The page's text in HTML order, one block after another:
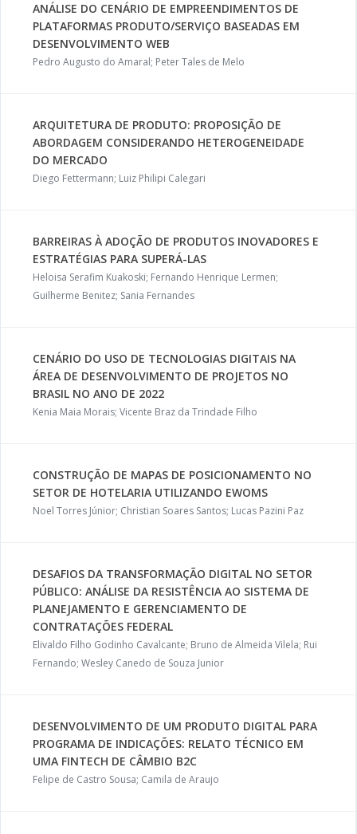
ANÁLISE DO CENÁRIO DE EMPREENDIMENTOS DE
PLATAFORMAS PRODUTO/SERVIÇO BASEADAS EM
DESENVOLVIMENTO WEB
Pedro Augusto do Amaral; Peter Tales de Melo
ARQUITETURA DE PRODUTO: PROPOSIÇÃO DE
ABORDAGEM CONSIDERANDO HETEROGENEIDADE
DO MERCADO
Diego Fettermann; Luiz Philipi Calegari
BARREIRAS À ADOÇÃO DE PRODUTOS INOVADORES E
ESTRATÉGIAS PARA SUPERÁ-LAS
Heloisa Serafim Kuakoski; Fernando Henrique Lermen;
Guilherme Benitez; Sania Fernandes
CENÁRIO DO USO DE TECNOLOGIAS DIGITAIS NA
ÁREA DE DESENVOLVIMENTO DE PROJETOS NO
BRASIL NO ANO DE 2022
Kenia Maia Morais; Vicente Braz da Trindade Filho
CONSTRUÇÃO DE MAPAS DE POSICIONAMENTO NO
SETOR DE HOTELARIA UTILIZANDO EWOMS
Noel Torres Júnior; Christian Soares Santos; Lucas Pazini Paz
DESAFIOS DA TRANSFORMAÇÃO DIGITAL NO SETOR
PÚBLICO: ANÁLISE DA RESISTÊNCIA AO SISTEMA DE
PLANEJAMENTO E GERENCIAMENTO DE
CONTRATAÇÕES FEDERAL
Elivaldo Filho Godinho Cavalcante; Bruno de Almeida Vilela; Rui
Fernando; Wesley Canedo de Souza Junior
DESENVOLVIMENTO DE UM PRODUTO DIGITAL PARA
PROGRAMA DE INDICAÇÕES: RELATO TÉCNICO EM
UMA FINTECH DE CÂMBIO B2C
Felipe de Castro Sousa; Camila de Araujo